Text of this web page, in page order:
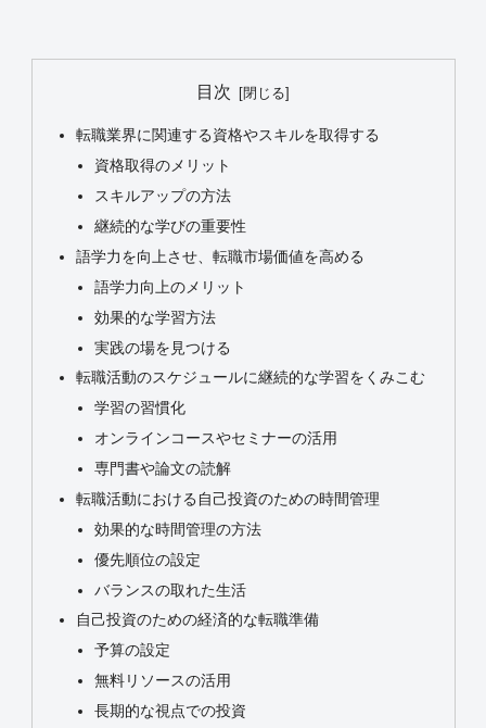
目次
転職業界に関連する資格やスキルを取得する
資格取得のメリット
スキルアップの方法
継続的な学びの重要性
語学力を向上させ、転職市場価値を高める
語学力向上のメリット
効果的な学習方法
実践の場を見つける
転職活動のスケジュールに継続的な学習をくみこむ
学習の習慣化
オンラインコースやセミナーの活用
専門書や論文の読解
転職活動における自己投資のための時間管理
効果的な時間管理の方法
優先順位の設定
バランスの取れた生活
自己投資のための経済的な転職準備
予算の設定
無料リソースの活用
長期的な視点での投資